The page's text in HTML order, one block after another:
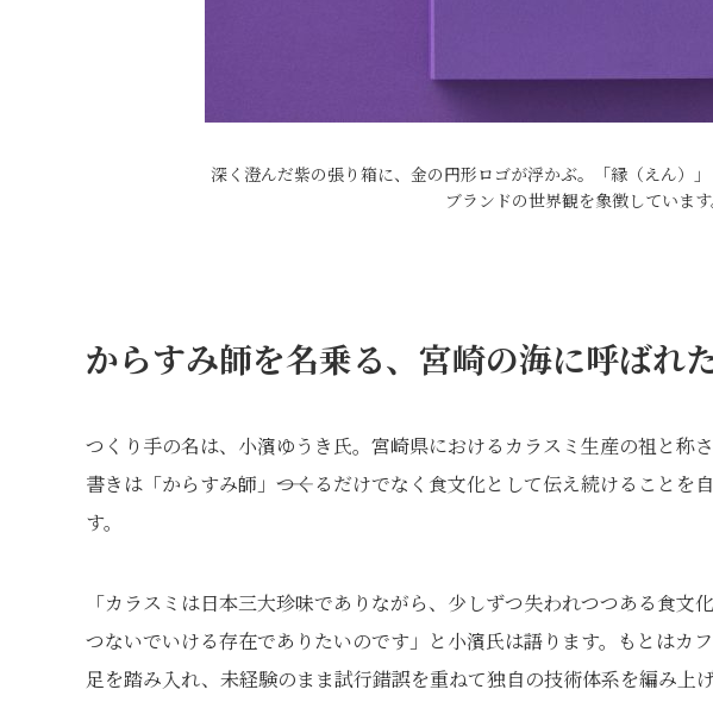
深く澄んだ紫の張り箱に、金の円形ロゴが浮かぶ。「縁（えん）」
ブランドの世界観を象徴しています
からすみ師を名乗る、宮崎の海に呼ばれ
つくり手の名は、小濱ゆうき氏。宮崎県におけるカラスミ生産の祖と称
書きは「からすみ師」――つくるだけでなく食文化として伝え続けること
す。
「カラスミは日本三大珍味でありながら、少しずつ失われつつある食
つないでいける存在でありたいのです」と小濱氏は語ります。もとはカ
足を踏み入れ、未経験のまま試行錯誤を重ねて独自の技術体系を編み上